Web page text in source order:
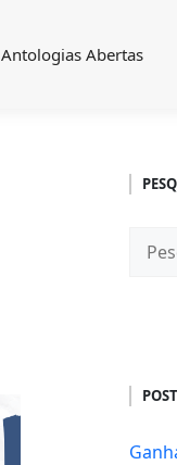
Antologias Abertas
por: